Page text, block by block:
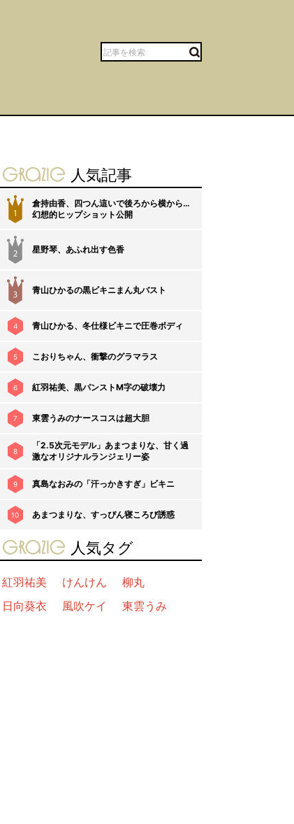
gravure-grazie
人気記事
1
倉持由香、四つん這いで後ろから横から…
幻想的ヒップショット公開
星野琴、あふれ出す色香
青山ひかるの黒ビキニまん丸バスト
4 青山ひかる、冬仕様ビキニで圧巻ボディ
5 こおりちゃん、衝撃のグラマラス
6 紅羽祐美、黒パンストM字の破壊力
7 東雲うみのナースコスは超大胆
8
「2.5次元モデル」あまつまりな、甘く過
激なオリジナルランジェリー姿
9 真島なおみの「汗っかきすぎ」ビキニ
10 あまつまりな、すっぴん寝ころび誘惑
gravure-grazie
人気タグ
紅羽祐美 けんけん
柳丸
日向葵衣
風吹ケイ 東雲うみ